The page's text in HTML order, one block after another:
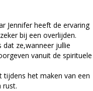
Jennifer heeft de ervaring
bij een overlijden.
dat ze,wanneer jullie
vanuit de spirituele
het maken van een
rust.